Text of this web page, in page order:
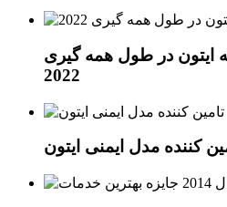
ایتون در طول همه گیری
2022
کننده مدل ایمنی ایتون